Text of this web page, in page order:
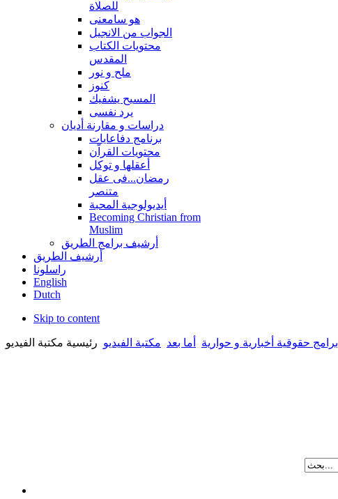
للصلاة
هو سامعنى
الجواب من الانجيل
محتويات الكتاب
المقدس
ملح و نور
كنوز
المسيح يشفيك
يرد نفسى
دراسات و مقارنة أديان
برنامج دفاعايات
محتويات القراّن
أعقلها و توكل
رمضان...فى عقل
متنصر
أيديولوجية المحبة
Becoming Christian from
Muslim
أرشيف برامج الطريق
أرشيف الطريق
راسلونا
English
Dutch
Skip to content
برامج حقوقية أخبارية و حوارية أما بعد مكتبة الفيديو رئيسية مكتبة الفيديو